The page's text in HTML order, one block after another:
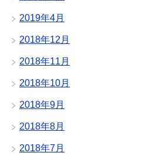
2019年4月
2018年12月
2018年11月
2018年10月
2018年9月
2018年8月
2018年7月